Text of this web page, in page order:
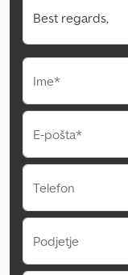
Ime*
E-pošta*
Telefon
Podjetje